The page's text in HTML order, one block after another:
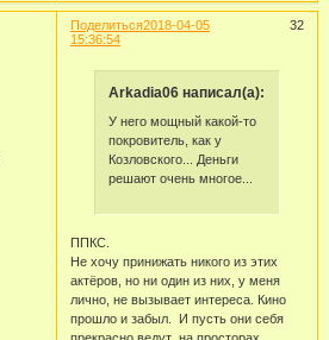
Поделиться 32
2018-04-05
15:36:54
Arkadia06 написал(а):
У него мощный какой-то
покровитель, как у
Козловского... Деньги
решают очень многое...
ППКС.
Не хочу принижать никого из этих
актёров, но ни один из них, у меня
лично, не вызывает интереса. Кино
прошло и забыл. И пусть они себя